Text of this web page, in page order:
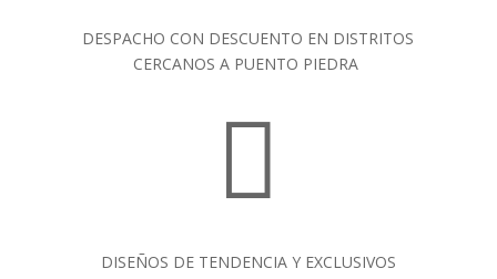
DESPACHO CON DESCUENTO EN DISTRITOS
CERCANOS A PUENTO PIEDRA

DISEÑOS DE TENDENCIA Y EXCLUSIVOS